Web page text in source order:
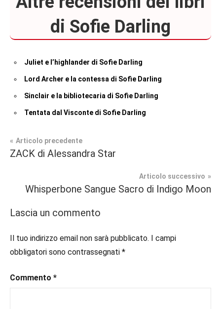
di Sofie Darling
Juliet e l’highlander di Sofie Darling
Lord Archer e la contessa di Sofie Darling
Sinclair e la bibliotecaria di Sofie Darling
Tentata dal Visconte di Sofie Darling
Tag
#bloggerlife ,
#booklover,
#ebook
#historicalromancebook,
#inspiration
Recensioni
secondo
Romance
Navigazione
Articolo precedente
ZACK di Alessandra Star
Articolo successivo
Whisperbone Sangue Sacro di Indigo Moon
Lascia un commento
Il tuo indirizzo email non sarà pubblicato. I campi
obbligatori sono contrassegnati *
Commento *